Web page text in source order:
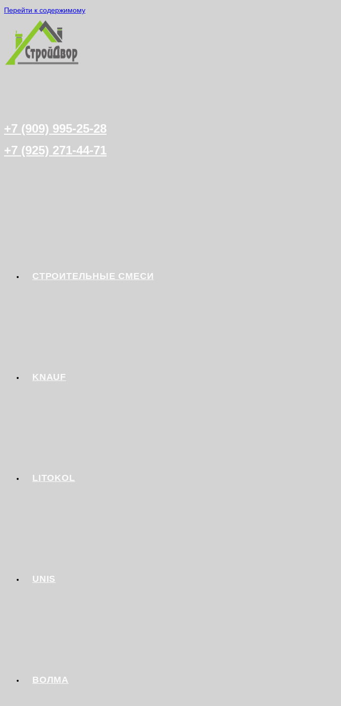
Перейти к содержимому
+7 (909) 995-25-28
+7 (925) 271-44-71
СТРОИТЕЛЬНЫЕ СМЕСИ
KNAUF
LITOKOL
UNIS
ВОЛМА